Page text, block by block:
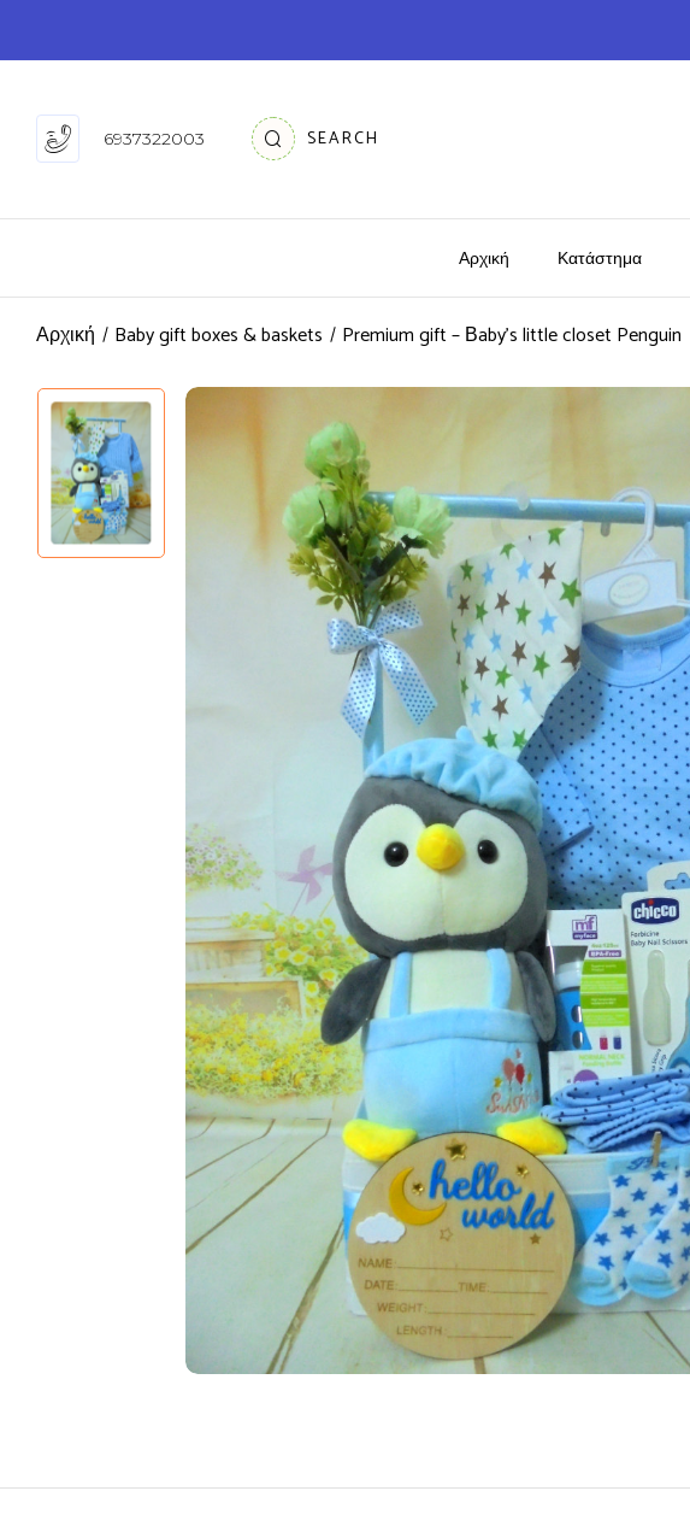
6937322003 SEARCH
Αρχική Κατάστημα
Αρχική Baby gift boxes & baskets Premium gift – Βaby’s little closet Penguin